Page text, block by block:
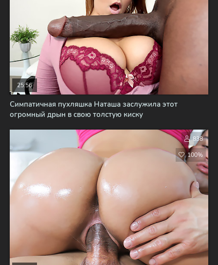
Симпатичная пухляшка Наташа заслужила этот
огромный дрын в свою толстую киску
25:56
838
100%